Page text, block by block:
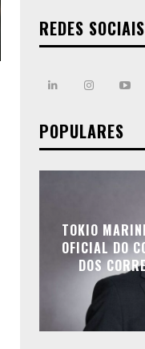
REDES SOCIAIS
POPULARES
TOKIO
OFICIAL DO
DOS